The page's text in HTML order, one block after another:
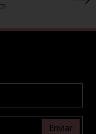
Enviar